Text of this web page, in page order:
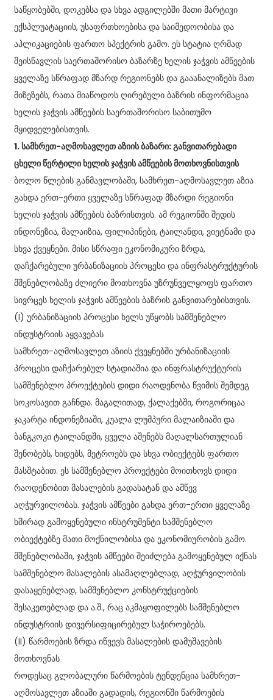
საწყობებში, დოკებსა და სხვა ადგილებში მათი მარტივი
ექსპლუატაციის, უსაფრთხოებისა და საიმედოობისა და
აპლიკაციების ფართო სპექტრის გამო. ეს სტატია ღრმად
შეისწავლის საერთაშორისო ბაზარზე ხელის ჯაჭვის ამწეების
ყველაზე სწრაფად მზარდ რეგიონებს და გააანალიზებს მათ
მიზეზებს, რათა მიაწოდოს ღირებული ბაზრის ინფორმაცია
ხელის ჯაჭვის ამწეების საერთაშორისო საბითუმო
მყიდველებისთვის.
1. სამხრეთ-აღმოსავლეთ აზიის ბაზარი: განვითარებადი
ცხელი წერტილი ხელის ჯაჭვის ამწეების მოთხოვნისთვის
ბოლო წლების განმავლობაში, სამხრეთ-აღმოსავლეთ აზია
გახდა ერთ-ერთი ყველაზე სწრაფად მზარდი რეგიონი
ხელის ჯაჭვის ამწეების ბაზრისთვის. ამ რეგიონში შედის
ინდონეზია, მალაიზია, ფილიპინები, ტაილანდი, ვიეტნამი და
სხვა ქვეყნები. მისი სწრაფი ეკონომიკური ზრდა,
დაჩქარებული ურბანიზაციის პროცესი და ინფრასტრუქტურის
მშენებლობაზე ძლიერი მოთხოვნა უზრუნველყოფს ფართო
სივრცეს ხელის ჯაჭვის ამწეების ბაზრის განვითარებისთვის.
(I) ურბანიზაციის პროცესი ხელს უწყობს სამშენებლო
ინდუსტრიის აყვავებას
სამხრეთ-აღმოსავლეთ აზიის ქვეყნებში ურბანიზაციის
პროცესი დაჩქარებულ სტადიაშია და ინფრასტრუქტურის
სამშენებლო პროექტების დიდი რაოდენობა წვიმის შემდეგ
სოკოსავით გაჩნდა. მაგალითად, ქალაქებში, როგორიცაა
ჯაკარტა ინდონეზიაში, კუალა ლუმპური მალაიზიაში და
ბანგკოკი ტაილანდში, ყველა აშენებს მაღალსართულიან
შენობებს, ხიდებს, მეტროებს და სხვა ობიექტებს ფართო
მასშტაბით. ეს სამშენებლო პროექტები მოითხოვს დიდი
რაოდენობით მასალების გადასატან და ამწევ
აღჭურვილობას. ჯაჭვის ამწეები გახდა ერთ-ერთი ყველაზე
ხშირად გამოყენებული ინსტრუმენტი სამშენებლო
ობიექტებზე მათი მოქნილობისა და ეკონომიურობის გამო.
მშენებლობაში, ჯაჭვის ამწეები შეიძლება გამოყენებულ იქნას
სამშენებლო მასალების ასამაღლებლად, აღჭურვილობის
დასაყენებლად, სამშენებლო კონსტრუქციების
შესაკეთებლად და ა.შ., რაც აკმაყოფილებს სამშენებლო
ინდუსტრიის დივერსიფიცირებულ საჭიროებებს.
(II) წარმოების ზრდა იწვევს მასალების დამუშავების
მოთხოვნას
როდესაც გლობალური წარმოების ტენდენცია სამხრეთ-
აღმოსავლეთ აზიაში გადადის, რეგიონში წარმოების